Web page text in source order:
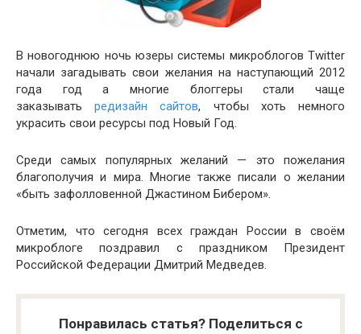
В новогоднюю ночь юзеры системы микроблогов Twitter
начали загадывать свои желания на наступающий 2012
года год а многие блоггеры стали чаще
заказыватьредизайн сайтов, чтобы хоть немного
украсить свои ресурсы под Новый Год.
Среди самых популярных желаний — это пожелания
благополучия и мира. Многие также писали о желании
«быть зафолловенной Джастином Бибером».
Отметим, что сегодня всех граждан России в своём
микроблоге поздравил с праздником Президент
Российской Федерации Дмитрий Медведев.
Понравилась статья? Поделиться с